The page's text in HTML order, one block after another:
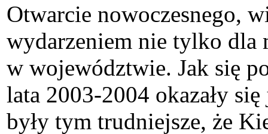
Otwarcie nowoczesnego,
wydarzeniem nie tylko dla
w województwie. Jak się
lata 2003-2004 okazały
były tym trudniejsze, że